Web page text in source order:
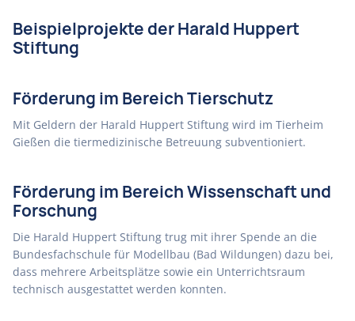
Beispielprojekte der Harald Huppert
Stiftung
Förderung im Bereich Tierschutz
Mit Geldern der Harald Huppert Stiftung wird im Tierheim
Gießen die tiermedizinische Betreuung subventioniert.
Förderung im Bereich Wissenschaft und
Forschung
Die Harald Huppert Stiftung trug mit ihrer Spende an die
Bundesfachschule für Modellbau (Bad Wildungen) dazu bei,
dass mehrere Arbeitsplätze sowie ein Unterrichtsraum
technisch ausgestattet werden konnten.